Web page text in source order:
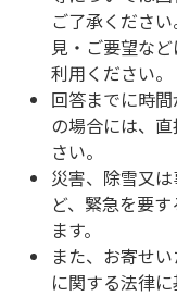
ご了承くださ
見・ご要望な
利用ください。
回答までに時
の場合には、
さい。
災害、除雪又
ど、緊急を要
ます。
また、お寄せ
に関する法律に